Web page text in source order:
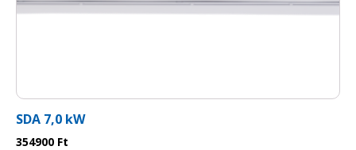
SDA 7,0 kW
354900 Ft